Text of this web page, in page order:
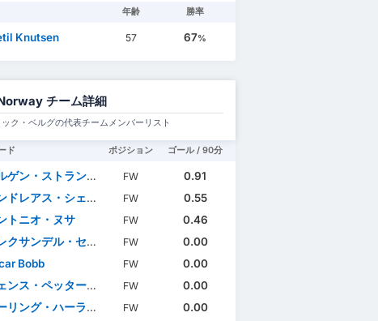
年齢 勝率
Knutsen 57 67%
チーム詳細
ク・ベルグの代表チームメンバーリスト
ド ポジション ゴール / 90分
ン・ストランド・ラーセン FW
0.91
レアス・シェルデルプ
FW
0.55
トニオ・ヌサ
FW
0.46
サンデル・セルロート
FW
0.00
Bobb
FW
0.00
ス・ペッター・ハウゲ
FW
0.00
リング・ハーランド
FW 0.00